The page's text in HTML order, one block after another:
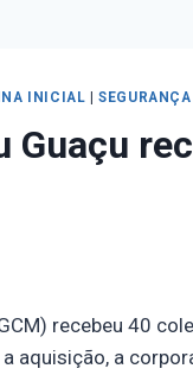
INICIAL |SEGURANÇA
Guaçu
recebeu 40
aquisição, a